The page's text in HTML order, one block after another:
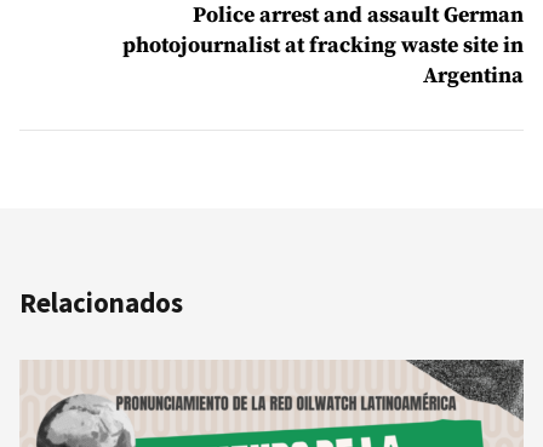
Police arrest and assault German
photojournalist at fracking waste site in
Argentina
Relacionados